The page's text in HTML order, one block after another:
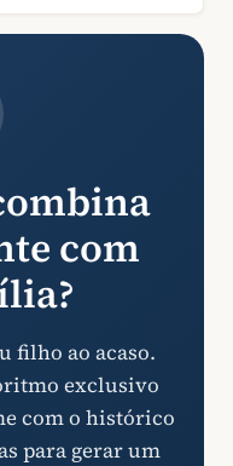
com
filho ao acaso.
exclusivo
com o histórico
para gerar um